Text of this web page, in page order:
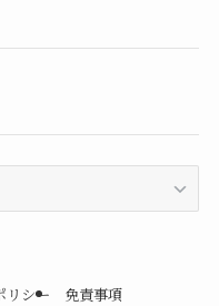
リシー 免責事項